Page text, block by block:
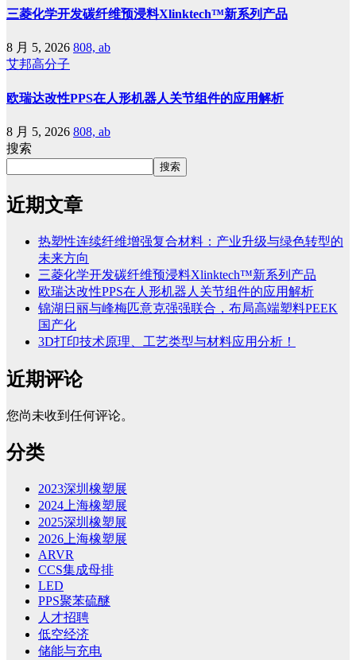
三菱化学开发碳纤维预浸料Xlinktech™新系列产品
8 月 5, 2026 808, ab
艾邦高分子
欧瑞达改性PPS在人形机器人关节组件的应用解析
8 月 5, 2026 808, ab
搜索
搜索
近期文章
热塑性连续纤维增强复合材料：产业升级与绿色转型的
未来方向
三菱化学开发碳纤维预浸料Xlinktech™新系列产品
欧瑞达改性PPS在人形机器人关节组件的应用解析
锦湖日丽与峰梅匹意克强强联合，布局高端塑料PEEK
国产化
3D打印技术原理、工艺类型与材料应用分析！
近期评论
您尚未收到任何评论。
分类
2023深圳橡塑展
2024上海橡塑展
2025深圳橡塑展
2026上海橡塑展
ARVR
CCS集成母排
LED
PPS聚苯硫醚
人才招聘
低空经济
储能与充电